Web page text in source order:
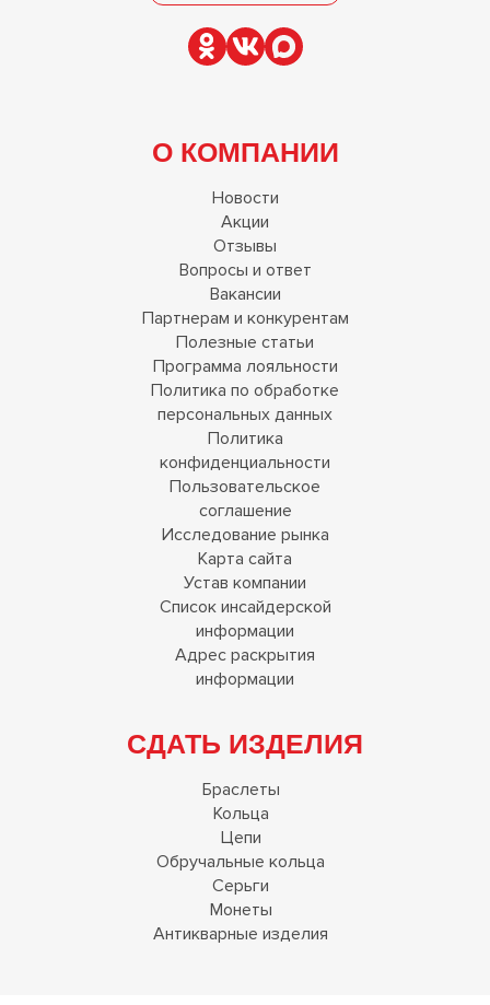
О КОМПАНИИ
Новости
Вакансии
Партнерам и конкурентам
Полезные статьи
Программа лояльности
Политика по обработке
конфиденциальности
Пользовательское
соглашение
Исследование рынка
Карта сайта
Устав компании
Список инсайдерской
Адрес раскрытия
информации
СДАТЬ ИЗДЕЛИЯ
Браслеты
Кольца
Обручальные кольца